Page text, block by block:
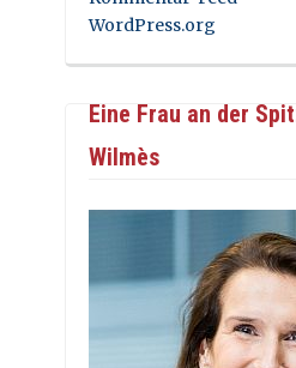
WordPress.org
Eine Frau an der
Wilmès